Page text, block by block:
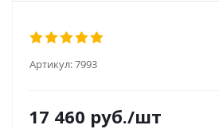
Артикул:7993
17 460 руб./шт